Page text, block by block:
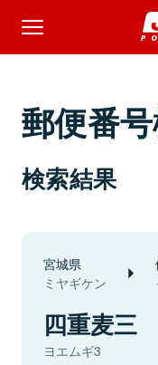
郵便番
検索結果
宮城県
ミヤギケン
四重麦三
ヨエムギ3